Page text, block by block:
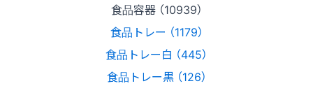
食品容器 （10939）
食品トレー （1179）
食品トレー白 （445）
食品トレー黒 （126）